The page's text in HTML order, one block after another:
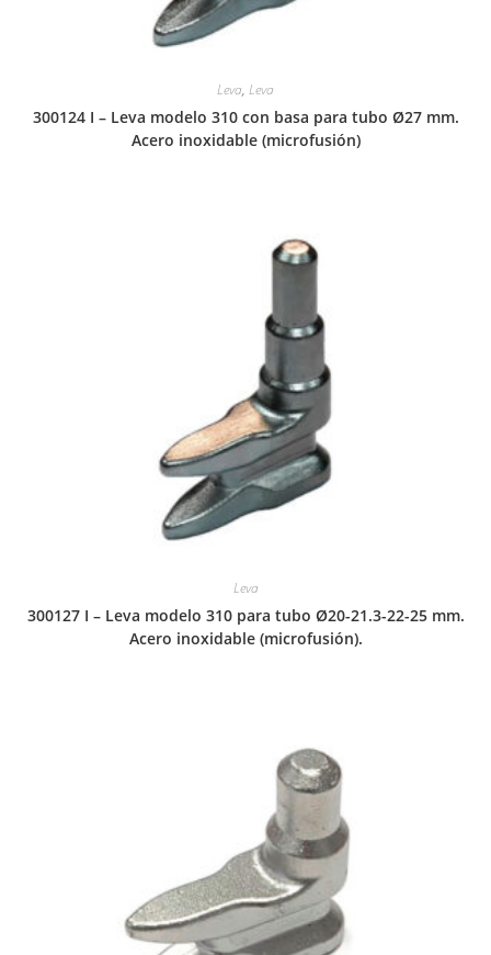
Leva, Leva
300124 I – Leva modelo 310 con basa para tubo Ø27 mm.
Acero inoxidable (microfusión)
Leva
300127 I – Leva modelo 310 para tubo Ø20-21.3-22-25 mm.
Acero inoxidable (microfusión).